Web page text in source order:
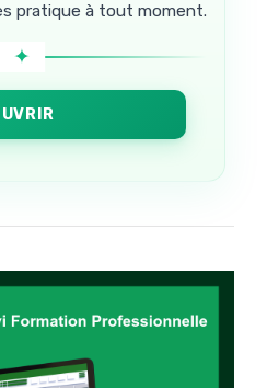
pratique à tout moment.